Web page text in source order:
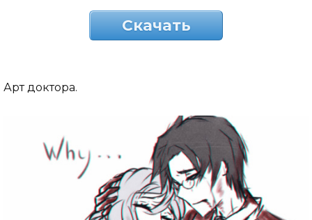
Скачать
Арт доктора.